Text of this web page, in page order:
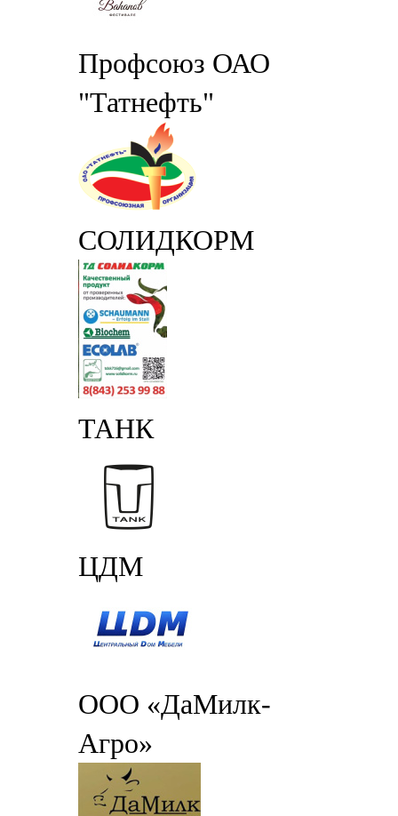
Профсоюз ОАО
"Татнефть"
СОЛИДКОРМ
ТАНК
ЦДМ
ООО «ДаМилк-
Агро»